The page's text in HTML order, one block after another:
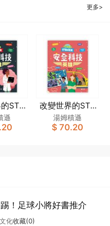
更多>
STE
訊科
遜
改變世界的STE
M職業：安全科
技英雄
湯姆積遜
$ 70.20
！足球小將好書推介
化收藏(0)